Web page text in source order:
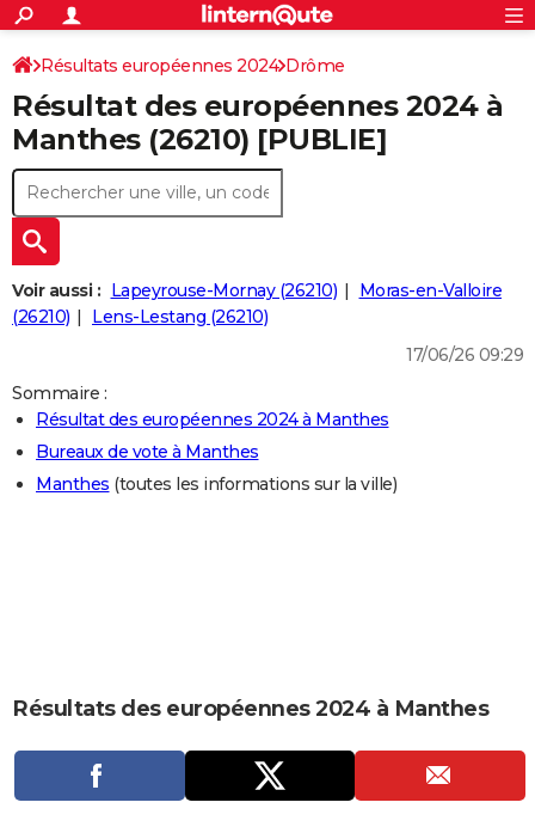
ACTUALITÉS
Politique
Société
Faits Divers
Education
Monde
Villes
+
SPORT
Coupe du monde 2026
Football
Tennis
Cyclisme
Rugby
Forum
Programme TV
TNT
Streaming
Cinéma
Sorties cinéma
Musique
+
FINANCE
Retraite
Impôts
Epargne
Immobilier
Risques naturels par ville
Banque
Assurance
Crédit
AUTO
Essais
Réserver un essai
Citadines
Berlines
SUV
Forum auto
+
HIGH-TECH
Mobiles
Meilleur smartphone
Internet
Ordinateurs
Jeux vidéo
Guide high-tech
+
BRICOLAGE
Guides de France
Escapades
Patrimoine
Expositions
Musées
Week-end nature
LIFESTYLE
Art de vivre
Bien-être
Loisirs
Mode
Modes de vie
CARTE DE VOEUX
Carte de Noël
Carte Bonne année
Carte Saint-Valentin
Carte Pâques
Carte d'anniversaire
DICTIONNAIRE
Dictionnaire
Biographies
Citations
Expressions
Proverbes
PROGRAMME TV
S'inscrire
Connexion
Résultats européennes 2024 Drôme
Résultat des européennes 2024 à
Manthes (26210) [PUBLIE]
Voir aussi : Lapeyrouse-Mornay (26210)
Moras-en-Valloire
(26210)
Lens-Lestang (26210)
17/06/26 09:29
Sommaire :
Résultat des européennes 2024 à Manthes
Bureaux de vote à Manthes
Manthes (toutes les informations sur la ville)
Résultats des européennes 2024 à Manthes